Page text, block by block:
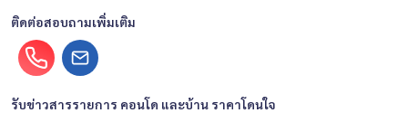
ติดต่อสอบถามเพิ่มเติม
รับข่าวสารรายการ คอนโด และบ้าน ราคาโดนใจ